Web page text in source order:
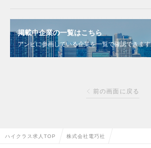
掲載中企業の一覧はこちら
アンビに参画している企業を一覧で確認できます
前の画面に戻る
ハイクラス求人TOP 株式会社電巧社